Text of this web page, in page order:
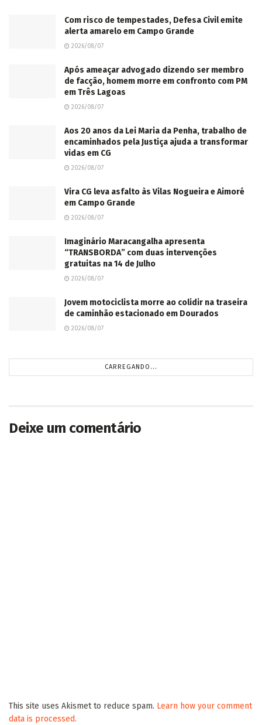
Com risco de tempestades, Defesa Civil emite
alerta amarelo em Campo Grande
2026/08/07
Após ameaçar advogado dizendo ser membro
de facção, homem morre em confronto com PM
em Três Lagoas
2026/08/07
Aos 20 anos da Lei Maria da Penha, trabalho de
encaminhados pela Justiça ajuda a transformar
vidas em CG
2026/08/07
Vira CG leva asfalto às Vilas Nogueira e Aimoré
em Campo Grande
2026/08/07
Imaginário Maracangalha apresenta
“TRANSBORDA” com duas intervenções
gratuitas na 14 de Julho
2026/08/07
Jovem motociclista morre ao colidir na traseira
de caminhão estacionado em Dourados
2026/08/07
CARREGANDO...
Deixe um comentário
This site uses Akismet to reduce spam. Learn how your comment
data is processed.